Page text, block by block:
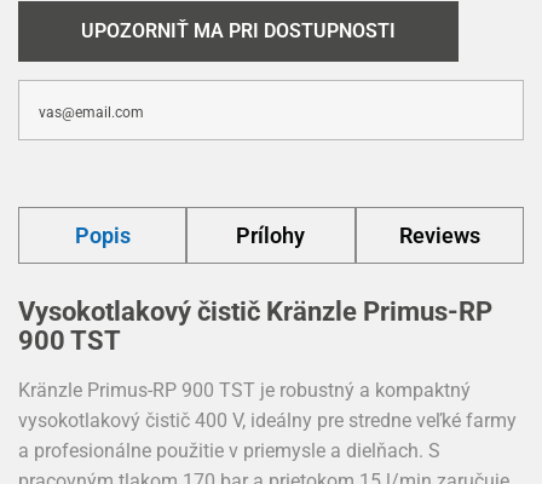
UPOZORNIŤ MA PRI DOSTUPNOSTI
Popis Prílohy Reviews
Vysokotlakový čistič Kränzle Primus-RP
900 TST
Kränzle Primus-RP 900 TST je robustný a kompaktný
vysokotlakový čistič 400 V, ideálny pre stredne veľké farmy
a profesionálne použitie v priemysle a dielňach. S